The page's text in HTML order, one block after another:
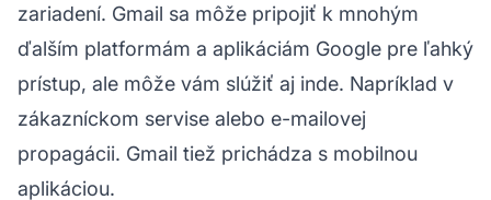
zariadení. Gmail sa môže pripojiť k mnohým
ďalším platformám a aplikáciám Google pre ľahký
prístup, ale môže vám slúžiť aj inde. Napríklad v
zákazníckom servise alebo e-mailovej
propagácii. Gmail tiež prichádza s mobilnou
aplikáciou.